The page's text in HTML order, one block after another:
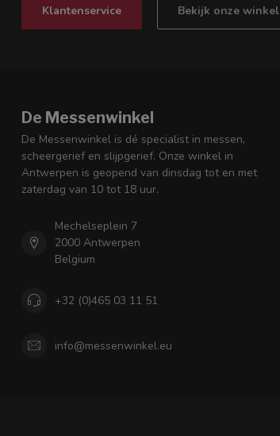
Klantenservice Bekijk onze winkel
De Messenwinkel
De Messenwinkel is dé specialist in messen,
scheergerief en slijpgerief. Onze winkel in
Antwerpen is geopend van dinsdag tot en met
zaterdag van 10 tot 18 uur.
Mechelseplein 7
2000 Antwerpen
Belgium
+32 (0)465 03 11 51
info@messenwinkel.eu